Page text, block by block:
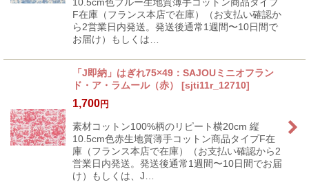
F在庫（フランス本店で在庫）（お支払い確認か
ら2営業日内発送。発送後通常1週間〜10日間で
お届け）もしくは…
「J即納」はぎれ75×49：SAJOUミニオフラン
ド・ア・ラムール（赤）
[sjti11r_12710]
1,700円
素材コットン100%柄のリピート横20cm 縦
10.5cm色赤生地質薄手コットン商品タイプF在
庫（フランス本店で在庫）（お支払い確認から2
営業日内発送。発送後通常1週間〜10日間でお届
け）もしくは、J…